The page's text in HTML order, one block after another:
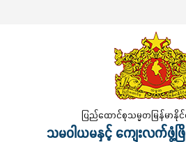
ပြည်ထောင်စုသမ္မတမြန်မာနို
သမဝါယမနှင့် ကျေးလက်ဖွံ့ဖြို